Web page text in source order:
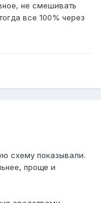
не смешивать
все 100% через
схему показывали.
проще и